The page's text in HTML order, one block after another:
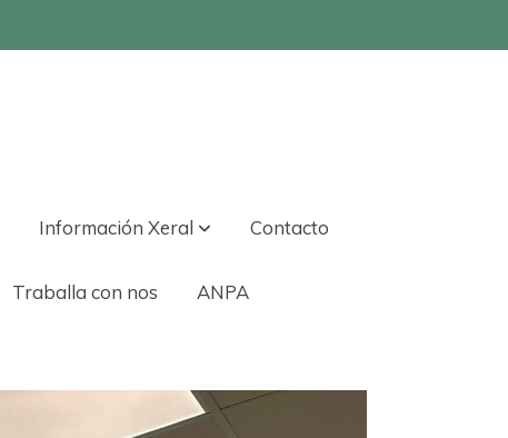
Información Xeral Contacto
Traballa con nos ANPA